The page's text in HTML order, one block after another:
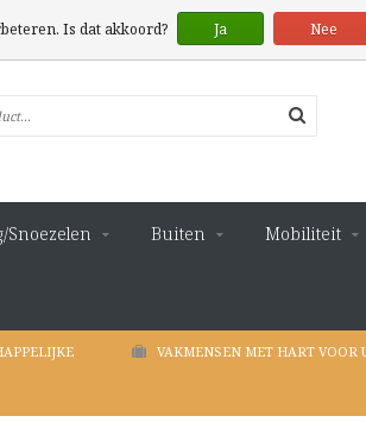
Buiten Mobiliteit
VAKMENSEN MET HART VOOR
Is dat akkoord? Ja Nee